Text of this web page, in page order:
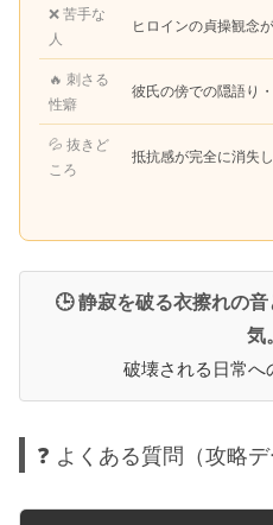
❌ 苦手な
人
ヒロインの貞操観念
🔥 刺さる
性癖
彼氏の傍での隠語り・
💦 抜きど
ころ
抵抗感が完全に消失
🕒 静寂を破る衣擦れの
気
破壊される日常へ
❓ よくある質問（攻略デ